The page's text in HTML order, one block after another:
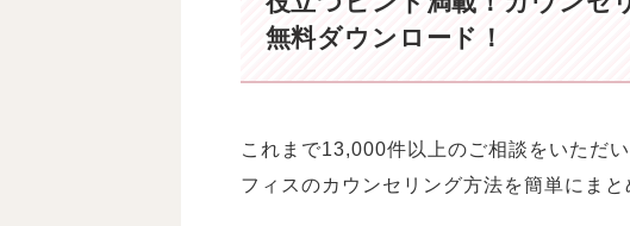
無料ダウンロード！
これまで13,000件以上のご相談をいただ
フィスのカウンセリング方法を簡単にまと